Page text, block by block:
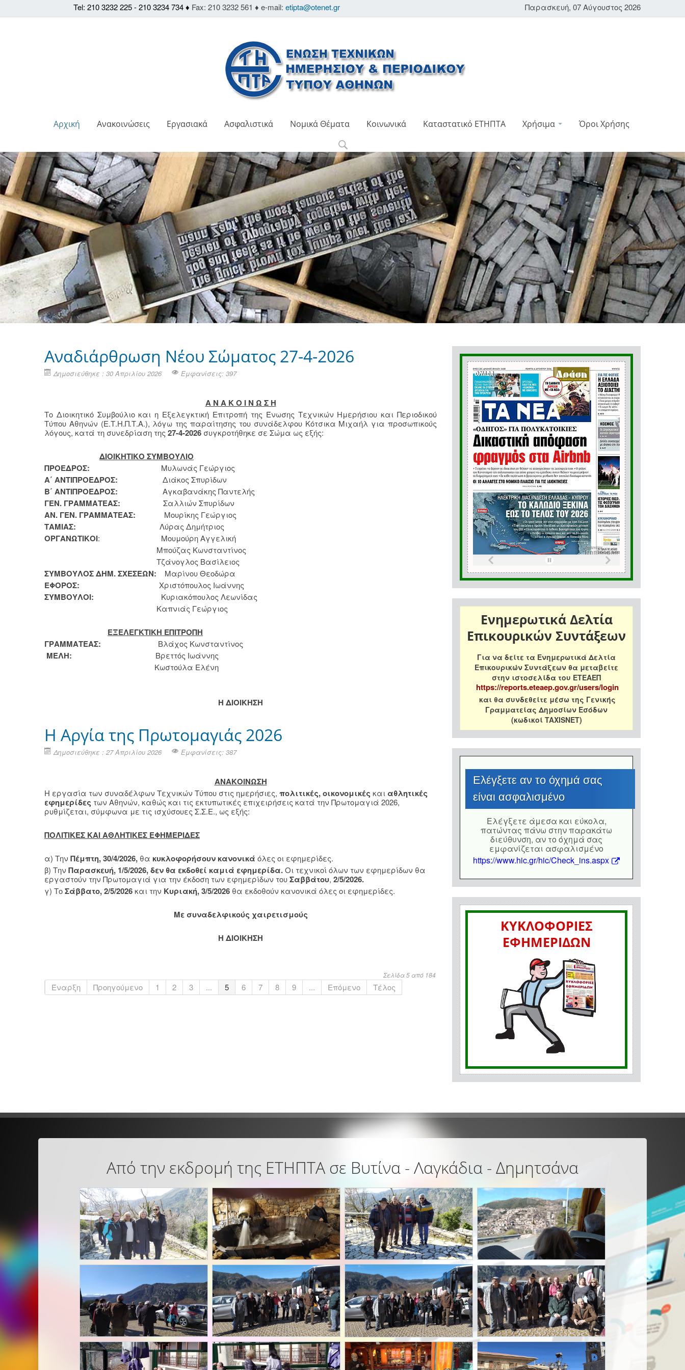
Παρασκευή, 07 Αύγουστος 2026
Tel: 210 3232 225 - 210 3234 734 ♦ Fax: 210 3232 561 ♦ e-mail: etipta@otenet.gr
Αρχική Ανακοινώσεις Εργασιακά Ασφαλιστικά Νομικά Θέματα Κοινωνικά Καταστατικό ΕΤΗΠΤΑ Χρήσιμα Όροι Χρήσης
Αναδιάρθρωση Νέου Σώματος 27-4-2026
Δημοσιεύθηκε : 30 Απριλίου 2026 Εμφανίσεις: 397
Α Ν Α Κ Ο Ι Ν Ω Σ Η
Το Διοικητικό Συμβούλιο και η Εξελεγκτική Επιτροπή της Ένωσης Τεχνικών Ημερήσιου και Περιοδικού
Τύπου Αθηνών (Ε.Τ.Η.Π.Τ.Α.), λόγω της παραίτησης του συνάδελφου Κότσικα Μιχαήλ για προσωπικούς
λόγους, κατά τη συνεδρίαση της 27-4-2026 συγκροτήθηκε σε Σώμα ως εξής:
ΔΙΟΙΚΗΤΙΚΟ ΣΥΜΒΟΥΛΙΟ
ΠΡΟΕΔΡΟΣ:
Μυλωνάς Γεώργιος
Α΄ ΑΝΤΙΠΡΟΕΔΡΟΣ: Διάκος Σπυρίδων
Β΄ ΑΝΤΙΠΡΟΕΔΡΟΣ: Αγκαβανάκης Παντελής
ΓΕΝ. ΓΡΑΜΜΑΤΕΑΣ: Σαλλιών Σπυρίδων
ΑΝ. ΓΕΝ. ΓΡΑΜΜΑΤΕΑΣ: Μουρίκης Γεώργιος
ΤΑΜΙΑΣ: Λύρας Δημήτριος
ΟΡΓΑΝΩΤΙΚΟΙ: Μουμούρη Αγγελική
Μπούζας Κωνσταντίνος
Τζάνογλος Βασίλειος
ΣΥΜΒΟΥΛΟΣ ΔΗΜ. ΣΧΕΣΕΩΝ: Μαρίνου Θεοδώρα
ΕΦΟΡΟΣ: Χριστόπουλος Ιωάννης
ΣΥΜΒΟΥΛΟΙ: Κυριακόπουλος Λεωνίδας
Καπνιάς Γεώργιος
ΕΞΕΛΕΓΚΤΙΚΗ ΕΠΙΤΡΟΠΗ
ΓΡΑΜΜΑΤΕΑΣ: Βλάχος Κωνσταντίνος
ΜΕΛΗ: Βρεττός Ιωάννης
Κωστούλα Ελένη
H ΔΙΟΙΚΗΣΗ
H Αργία της Πρωτομαγιάς 2026
Δημοσιεύθηκε : 27 Απριλίου 2026 Εμφανίσεις: 387
ΑΝΑΚΟΙΝΩΣΗ
Η εργασία των συναδέλφων Τεχνικών Τύπου στις ημερήσιες, πολιτικές, οικονομικές και αθλητικές
εφημερίδες των Αθηνών, καθώς και τις εκτυπωτικές επιχειρήσεις κατά την Πρωτομαγιά 2026,
ρυθμίζεται, σύμφωνα με τις ισχύσουες Σ.Σ.Ε., ως εξής:
ΠΟΛΙΤΙΚΕΣ ΚΑΙ ΑΘΛΗΤΙΚΕΣ ΕΦΗΜΕΡΙΔΕΣ
α) Την Πέμπτη, 30/4/2026, θα κυκλοφορήσουν κανονικά όλες οι εφημερίδες.
β) Την Παρασκευή, 1/5/2026,δεν θα εκδοθεί καμιά εφημερίδα.Οι τεχνικοί όλων των εφημερίδων θα
εργαστούν την Πρωτομαγιά για την έκδοση των εφημερίδων τουΣαββάτου, 2/5/2026.
γ) ΤοΣάββατο, 2/5/2026και την Κυριακή, 3/5/2026 θα εκδοθούν κανονικά όλες οι εφημερίδες.
Με συναδελφικούς χαιρετισμούς
Η ΔΙΟΙΚΗΣΗ
Σελίδα 5 από 184
Έναρξη Προηγούμενο 1 2 3 ... 5 6 7 8 9 ... Επόμενο Τέλος
Ενημερωτικά Δελτία
Επικουρικών Συντάξεων
Για να δείτε τα Ενημερωτικά Δελτία
Επικουρικών Συντάξεων θα μεταβείτε
στην ιστοσελίδα του ΕΤΕΑΕΠ
https://reports.eteaep.gov.gr/users/login
και θα συνδεθείτε μέσω της Γενικής
Γραμματείας Δημοσίων Εσόδων
(κωδικοί TAXISNET)
Eλέγξετε αν το όχημά σας
είναι ασφαλισμένο
Eλέγξετε άμεσα και εύκολα,
πατώντας πάνω στην παρακάτω
διεύθυνση, αν το όχημά σας
εμφανίζεται ασφαλισμένο
https://www.hic.gr/hic/Check_ins.aspx
ΚΥΚΛΟΦΟΡΙΕΣ
ΕΦΗΜΕΡΙΔΩΝ
Από την εκδρομή της ΕΤΗΠΤΑ σε Βυτίνα - Λαγκάδια - Δημητσάνα